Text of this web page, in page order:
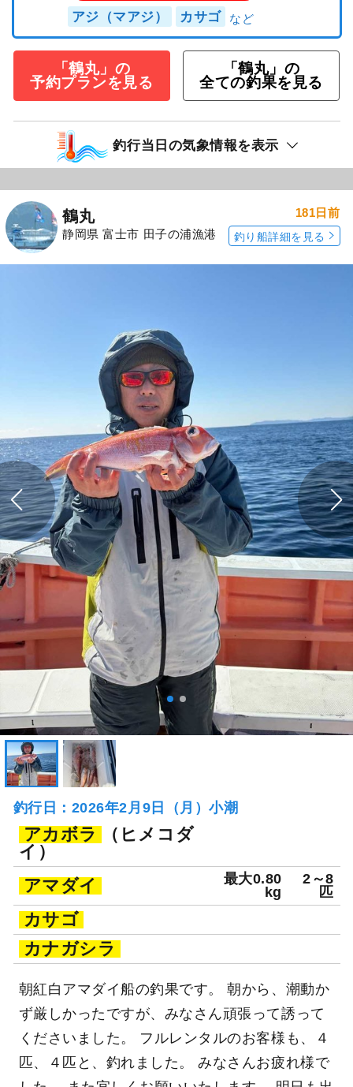
アジ（マアジ） カサゴ
「鶴丸」の
予約プランを見る
「鶴丸」の
全ての釣果を見る
釣行当日の気象情報を表示
鶴丸
静岡県 富士市 田子の浦漁港
181日前
釣り船詳細を見る
釣行日：2026年2月9日（月）小潮
アカボラ
（ヒメコダ
イ）
アマダイ
最大0.80
kg
2～8
匹
カサゴ
カナガシラ
朝紅白アマダイ船の釣果です。 朝から、潮動か
ず厳しかったですが、みなさん頑張って誘って
くださいました。 フルレンタルのお客様も、４
匹、４匹と、釣れました。 みなさんお疲れ様で